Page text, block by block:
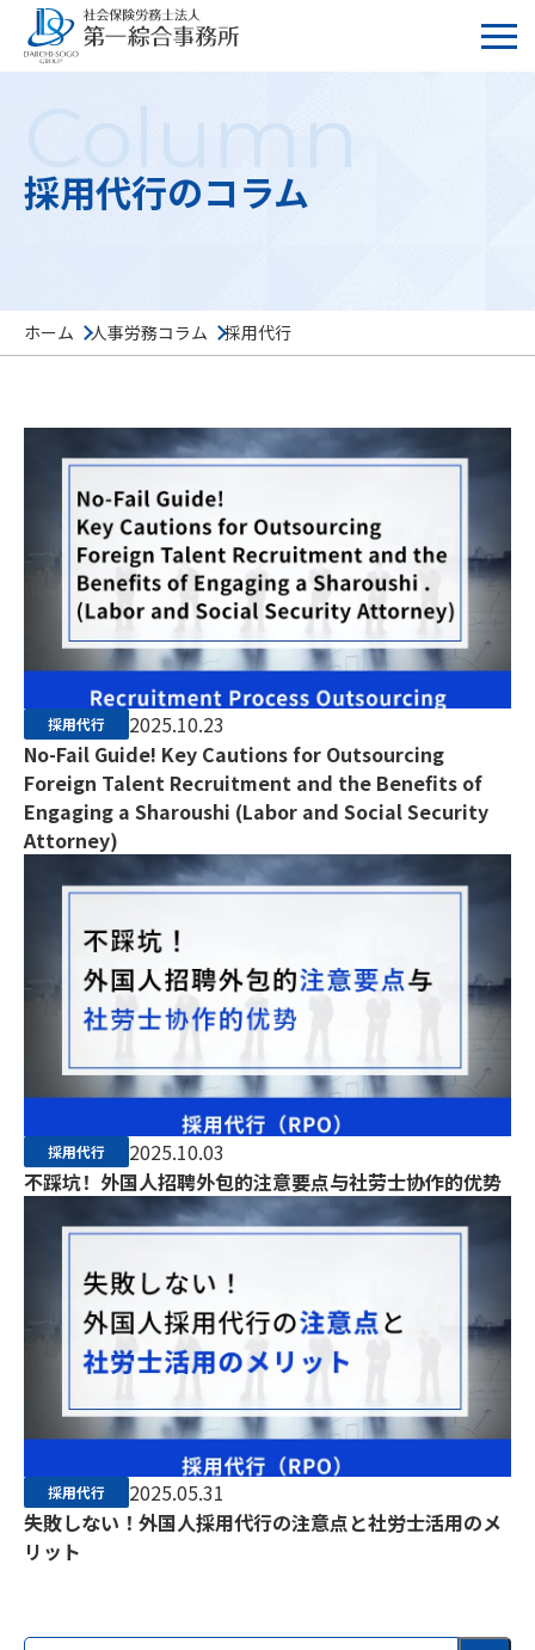
Column
採用代行のコラム
ホーム 人事労務コラム 採用代行
採用代行
2025.10.23
No-Fail Guide! Key Cautions for Outsourcing
Foreign Talent Recruitment and the Benefits of
Engaging a Sharoushi (Labor and Social Security
Attorney)
採用代行
2025.10.03
不踩坑！外国人招聘外包的注意要点与社劳士协作的优势
採用代行
2025.05.31
失敗しない！外国人採用代行の注意点と社労士活用のメ
リット